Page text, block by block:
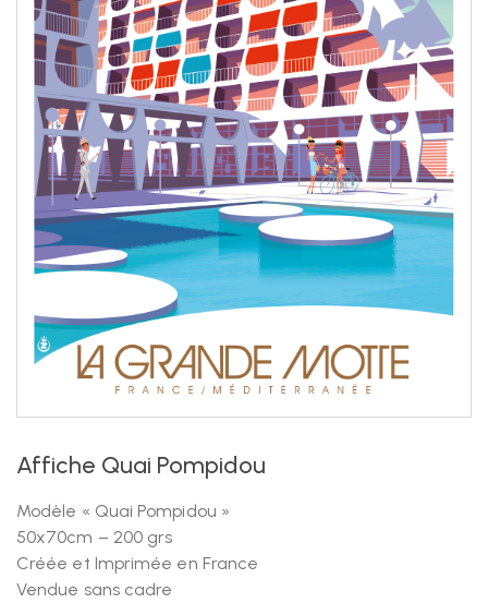
Affiche Quai Pompidou
Modèle « Quai Pompidou »
50x70cm – 200 grs
Créée et Imprimée en France
Vendue sans cadre